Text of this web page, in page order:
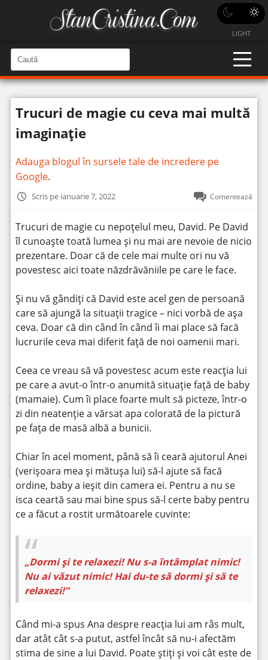
LIGHT
a
u
t
C
a
u
î
n
i
t
Trucuri de magie cu ceva mai multă
imaginație
Adauga blogul în sursele tale de incredere pe
Google.
Scris pe ianuarie 7, 2022 Comentează
Trucuri de magie cu nepoțelul meu, David. Pe David
îl cunoaște toată lumea și nu mai are nevoie de nicio
prezentare. Doar că de cele mai multe ori nu vă
povestesc aici toate năzdrăvăniile pe care le face.
Și nu vă gândiți că David este acel gen de persoană
care să ajungă la situații tragice – nici vorbă de așa
ceva. Doar că din când în când îi mai place să facă
lucrurile ceva mai diferit față de noi oamenii mari.
Ceea ce vreau să vă povestesc acum este reacția lui
pe care a avut-o într-o anumită situație față de baby
(mamaie). Cum îi place foarte mult să picteze, într-o
zi din neatenție a vărsat apa colorată de la pictură
pe fața de masă albă a bunicii.
Chiar în acel moment, până să îi ceară ajutorul Anei
(verișoara mea și mătușa lui) să-l ajute să facă
ordine, baby a ieșit din camera ei. Pentru a nu se
isca ceartă sau mai bine spus să-l certe baby pentru
ce a făcut a rostit următoarele cuvinte:
„Dormi și te relaxezi! Nu s-a întâmplat nimic!
Nu ai văzut nimic! Hai du-te să dormi și să te
relaxezi!”
Când mi-a spus Ana despre reacția lui am râs mult,
dar atât cât s-a putut, astfel încât să nu-i afectăm
stima de sine a lui David. Poate știți și voi cât este de